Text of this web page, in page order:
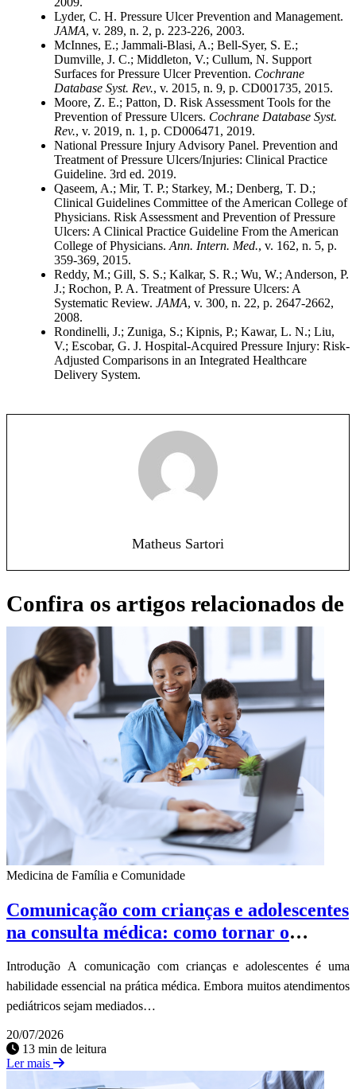
Lyder, C. H. Pressure Ulcer Prevention and Management.
JAMA, v. 289, n. 2, p. 223-226, 2003.
McInnes, E.; Jammali-Blasi, A.; Bell-Syer, S. E.;
Dumville, J. C.; Middleton, V.; Cullum, N. Support
Surfaces for Pressure Ulcer Prevention. Cochrane
Database Syst. Rev., v. 2015, n. 9, p. CD001735, 2015.
Moore, Z. E.; Patton, D. Risk Assessment Tools for the
Prevention of Pressure Ulcers. Cochrane Database Syst.
Rev., v. 2019, n. 1, p. CD006471, 2019.
National Pressure Injury Advisory Panel. Prevention and
Treatment of Pressure Ulcers/Injuries: Clinical Practice
Guideline. 3rd ed. 2019.
Qaseem, A.; Mir, T. P.; Starkey, M.; Denberg, T. D.;
Clinical Guidelines Committee of the American College of
Physicians. Risk Assessment and Prevention of Pressure
Ulcers: A Clinical Practice Guideline From the American
College of Physicians. Ann. Intern. Med., v. 162, n. 5, p.
359-369, 2015.
Reddy, M.; Gill, S. S.; Kalkar, S. R.; Wu, W.; Anderson, P.
J.; Rochon, P. A. Treatment of Pressure Ulcers: A
Systematic Review. JAMA, v. 300, n. 22, p. 2647-2662,
2008.
Rondinelli, J.; Zuniga, S.; Kipnis, P.; Kawar, L. N.; Liu,
V.; Escobar, G. J. Hospital-Acquired Pressure Injury: Risk-
Adjusted Comparisons in an Integrated Healthcare
Delivery System.
Matheus Sartori
Confira os artigos relacionados de
Medicina de Família e Comunidade
Comunicação com crianças e adolescentes
na consulta médica: como tornar o
Introdução A comunicação com crianças e adolescentes é uma
habilidade essencial na prática médica. Embora muitos atendimentos
pediátricos sejam mediados…
20/07/2026
13 min de leitura
Ler mais